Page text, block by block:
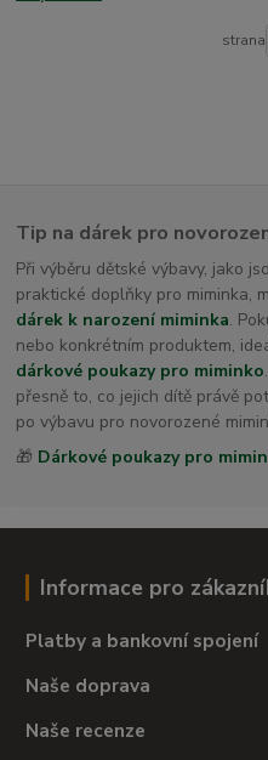
dětské osušky s kapucí
strana
Tip na dárek pro
Při výběru dětské výbavy, jako
praktické doplňky pro miminka,
dárek k narození miminka.
nebo konkrétním produktem,
dárkové poukazy pro miminko
přesně to, co jejich dítě právě
po výbavu pro novorozené
🎁 Dárkové poukazy pro
Informace pro
Platby a bankovní spojení
Naše doprava
Naše recenze